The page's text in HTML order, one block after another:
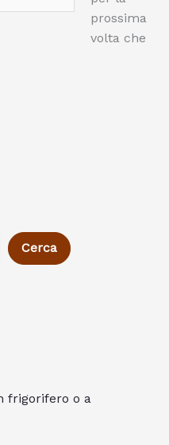
prossima
volta che
Cerca
frigorifero o a